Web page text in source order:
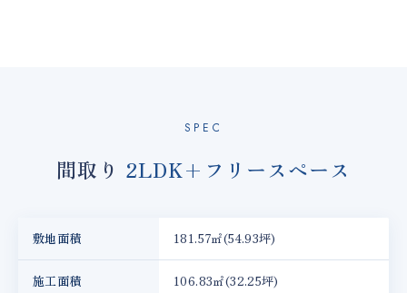
SPEC
間取り 2LDK+フリースペース
敷地面積 181.57㎡(54.93坪)
施工面積 106.83㎡(32.25坪)